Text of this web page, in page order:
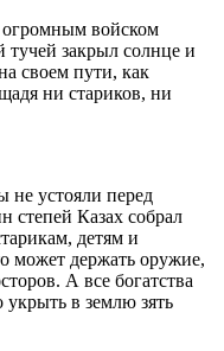
огромным войском
тучей закрыл солнце и
своем пути, как
ни стариков, ни
устояли перед
степей Казах собрал
детям и
может держать оружие,
А все богатства
укрыть в землю зять